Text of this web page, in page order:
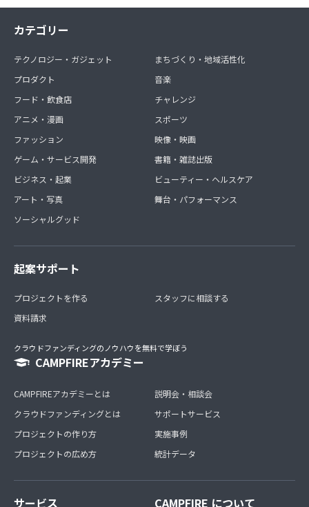
カテゴリー
テクノロジー・ガジェット
プロダクト
フード・飲食店
アニメ・漫画
ファッション
ゲーム・サービス開発
ビジネス・起業
アート・写真
ソーシャルグッド
まちづくり・地域活性化
音楽
チャレンジ
スポーツ
映像・映画
書籍・雑誌出版
ビューティー・ヘルスケア
舞台・パフォーマンス
起案サポート
プロジェクトを作る
資料請求
スタッフに相談する
クラウドファンディングのノウハウを無料で学ぼう
CAMPFIREアカデミー
CAMPFIREアカデミーとは
クラウドファンディングとは
プロジェクトの作り方
プロジェクトの広め方
説明会・相談会
サポートサービス
実施事例
統計データ
サービス CAMPFIRE について